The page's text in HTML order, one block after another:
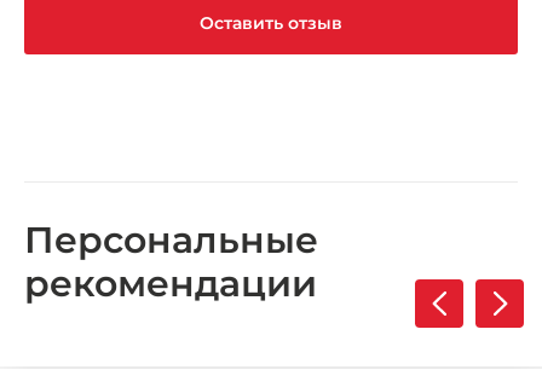
Оставить отзыв
Персональные
рекомендации